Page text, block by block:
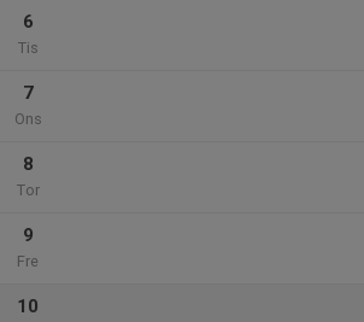
6
Tis
7
Ons
8
Tor
9
Fre
10